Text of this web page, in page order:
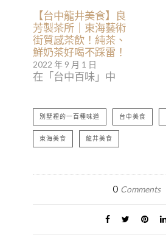
【台中龍井美食】良
芳製茶所｜東海藝術
街質感茶飲！純茶、
鮮奶茶好喝不踩雷！
2022 年 9 月 1 日
在「台中百味」中
別墅裡的一百種味道 台中美食
東海美食 龍井美食
0 Comments